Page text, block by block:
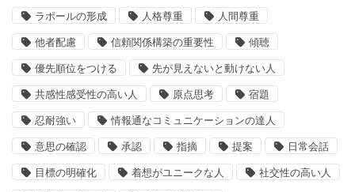
ラポールの形成 人格尊重 人間尊重
他者配慮 信頼関係構築の重要性 傾聴
優先順位をつける 先が見えないと動けない人
共感性感受性の高い人 原点思考 宿題
忍耐強い 情報通なコミュニケーションの達人
意思の確認 承認 指摘 提案 日常会話
目標の明確化 着想がユニークな人 社交性の高い人